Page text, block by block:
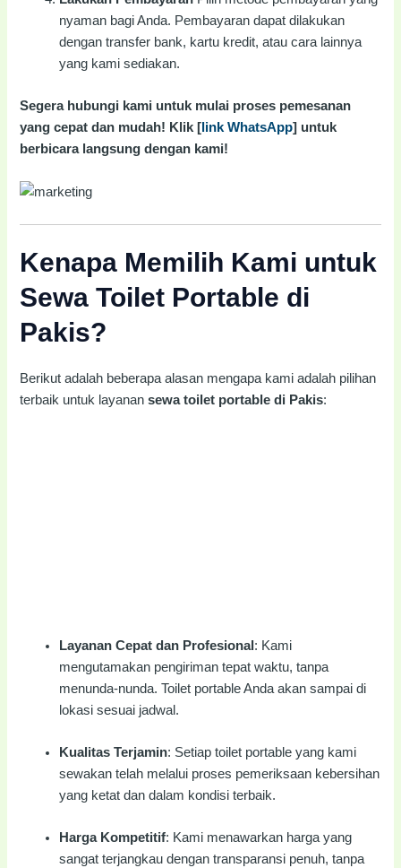
nyaman bagi Anda. Pembayaran dapat dilakukan
dengan transfer bank, kartu kredit, atau cara lainnya
yang kami sediakan.
Segera hubungi kami untuk mulai proses pemesanan
yang cepat dan mudah! Klik [ link WhatsApp] untuk
berbicara langsung dengan kami!
Kenapa Memilih Kami untuk
Sewa Toilet Portable di
Pakis?
Berikut adalah beberapa alasan mengapa kami adalah pilihan
terbaik untuk layanansewa toilet portable di Pakis:
Layanan Cepat dan Profesional : Kami
mengutamakan pengiriman tepat waktu, tanpa
menunda-nunda. Toilet portable Anda akan sampai di
lokasi sesuai jadwal.
Kualitas Terjamin: Setiap toilet portable yang kami
sewakan telah melalui proses pemeriksaan kebersihan
yang ketat dan dalam kondisi terbaik.
Harga Kompetitif: Kami menawarkan harga yang
sangat terjangkau dengan transparansi penuh, tanpa